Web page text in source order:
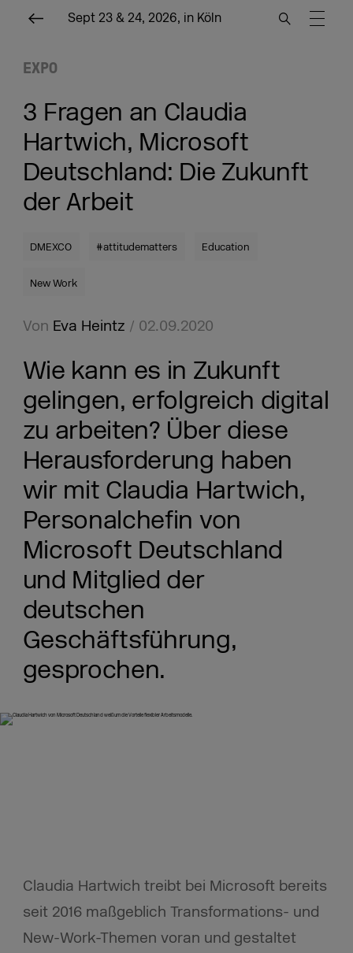
Sept 23 & 24, 2026, in Köln
EXPO
3 Fragen an Claudia
Hartwich, Microsoft
Deutschland: Die Zukunft
der Arbeit
DMEXCO #attitudematters Education
New Work
Von Eva Heintz / 02.09.2020
Wie kann es in Zukunft
gelingen, erfolgreich digital
zu arbeiten? Über diese
Herausforderung haben
wir mit Claudia Hartwich,
Personalchefin von
Microsoft Deutschland
und Mitglied der
deutschen
Geschäftsführung,
gesprochen.
Claudia Hartwich treibt bei Microsoft bereits
seit 2016 maßgeblich Transformations- und
New-Work-Themen voran und gestaltet